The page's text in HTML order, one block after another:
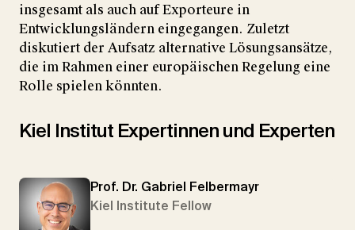
insgesamt als auch auf Exporteure in
Entwicklungsländern eingegangen. Zuletzt
diskutiert der Aufsatz alternative Lösungsansätze,
die im Rahmen einer europäischen Regelung eine
Rolle spielen könnten.
Kiel Institut Expertinnen und Experten
Prof. Dr. Gabriel Felbermayr
Kiel Institute Fellow